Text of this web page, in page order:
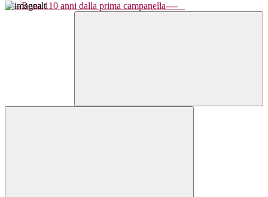
----Bona 110 anni dalla prima campanella----